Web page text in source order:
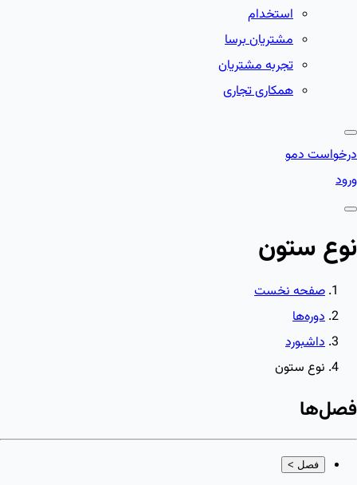
استخدام
مشتریان برسا
تجربه مشتریان
همکاری تجاری
درخواست دمو
ورود
نوع ستون
صفحه نخست
دوره‌ها
داشبورد
نوع ستون
فصل‌ها
فصل >